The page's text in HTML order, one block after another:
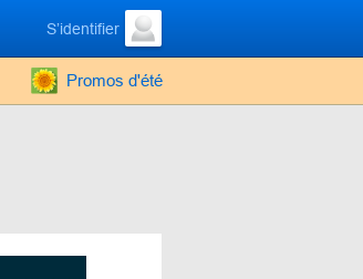
S’identifier
Promos d'été